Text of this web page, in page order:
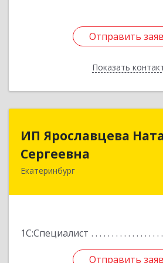
Отправить
Показать
Отправить
Назад
ИП Ярославцева
Сергеевна
Екатеринбург
1С:Специалист
Отправить
620105, Свердловская
Отправить